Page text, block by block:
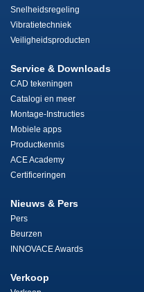
Snelheidsregeling
Vibratietechniek
Veiligheidsproducten
Service & Downloads
CAD tekeningen
Catalogi en meer
Montage-Instructies
Mobiele apps
Productkennis
ACE Academy
Certificeringen
Nieuws & Pers
Pers
Beurzen
INNOVACE Awards
Verkoop